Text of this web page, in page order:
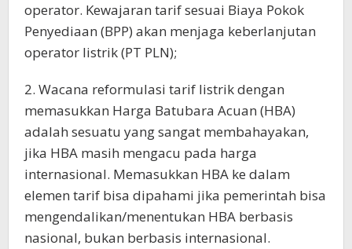
operator. Kewajaran tarif sesuai Biaya Pokok
Penyediaan (BPP) akan menjaga keberlanjutan
operator listrik (PT PLN);
2. Wacana reformulasi tarif listrik dengan
memasukkan Harga Batubara Acuan (HBA)
adalah sesuatu yang sangat membahayakan,
jika HBA masih mengacu pada harga
internasional. Memasukkan HBA ke dalam
elemen tarif bisa dipahami jika pemerintah bisa
mengendalikan/menentukan HBA berbasis
nasional, bukan berbasis internasional.